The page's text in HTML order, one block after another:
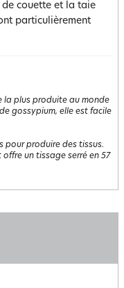
de couette et la taie
particulièrement
la plus produite au monde
gossypium, elle est facile
pour produire des tissus.
un tissage serré en 57